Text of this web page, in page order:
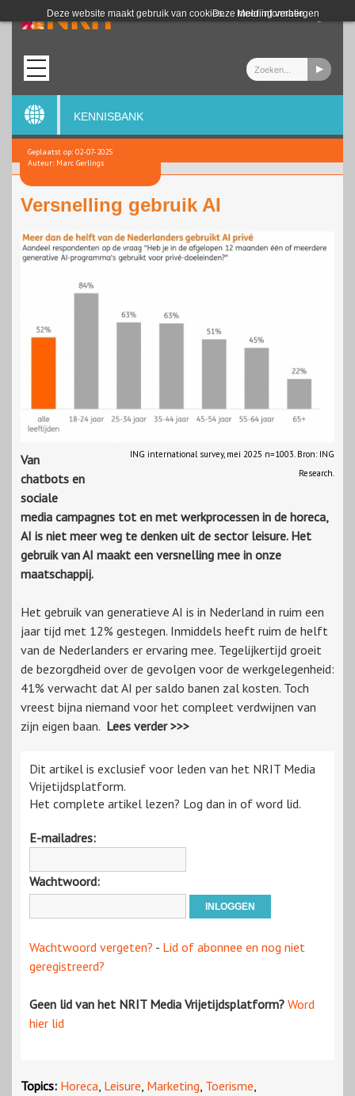
Deze website maakt gebruik van cookies. Meer informatie
Deze melding verbergen
Login
KENNISBANK
Geplaatst op: 02-07-2025
Auteur: Marc Gerlings
Versnelling gebruik AI
ING international survey, mei 2025 n=1003. Bron: ING
Research.
Van
chatbots en
sociale
media campagnes tot en met werkprocessen in de horeca,
AI is niet meer weg te denken uit de sector leisure. Het
gebruik van AI maakt een versnelling mee in onze
maatschappij.
Het gebruik van generatieve AI is in Nederland in ruim een
jaar tijd met 12% gestegen. Inmiddels heeft ruim de helft
van de Nederlanders er ervaring mee. Tegelijkertijd groeit
de bezorgdheid over de gevolgen voor de werkgelegenheid:
41% verwacht dat AI per saldo banen zal kosten. Toch
vreest bijna niemand voor het compleet verdwijnen van
zijn eigen baan. Lees verder >>>
Dit artikel is exclusief voor leden van het NRIT Media
Vrijetijdsplatform.
Het complete artikel lezen? Log dan in of word lid.
E-mailadres:
Wachtwoord:
Wachtwoord vergeten? - Lid of abonnee en nog niet
geregistreerd?
Geen lid van het NRIT Media Vrijetijdsplatform? Word
hier lid
Topics: Horeca, Leisure, Marketing, Toerisme,